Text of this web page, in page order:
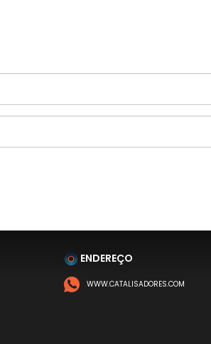
ENDEREÇO
WWW.CATALISADORES.COM